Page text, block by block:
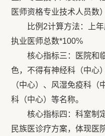
医师资格专业技术人员数
比例2计算方法：上年
执业医师总数*100%
核心指标三：医院和临
色，不得有神经科（中心
（中心）、风湿免疫科
科（中心）等名称。
核心指标四：科室制定
民族医诊疗方案，体现医